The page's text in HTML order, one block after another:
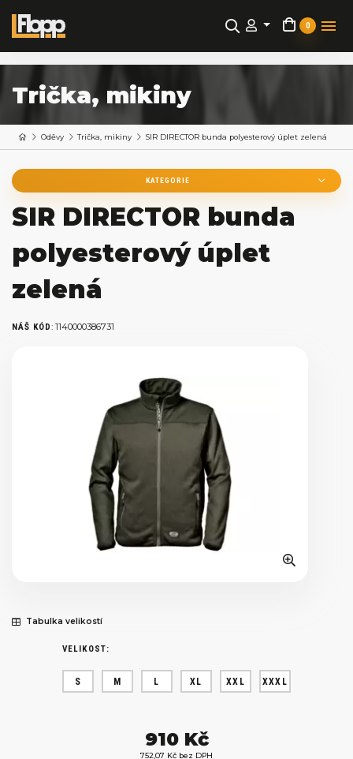
0
Trička, mikiny
Oděvy Trička, mikiny SIR DIRECTOR bunda polyesterový úplet zelená
KATEGORIE
SIR DIRECTOR bunda
polyesterový úplet
zelená
NÁŠ KÓD: 1140000386731
Tabulka velikostí
VELIKOST:
S M L XL XXL XXXL
910 Kč
752,07 Kč bez DPH